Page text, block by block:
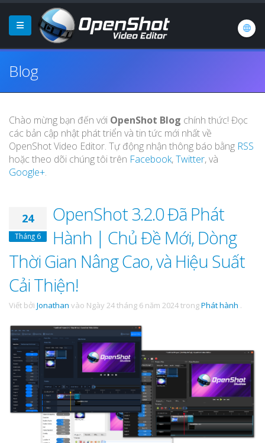
Blog
Chào mừng bạn đến với OpenShot Blog chính thức! Đọc
các bản cập nhật phát triển và tin tức mới nhất về
OpenShot Video Editor. Tự động nhận thông báo bằng RSS
hoặc theo dõi chúng tôi trên Facebook,Twitter, và
Google+.
24
Tháng 6
OpenShot 3.2.0 Đã Phát
Hành | Chủ Đề Mới, Dòng
Thời Gian Nâng Cao, và Hiệu Suất
Cải Thiện!
Viết bởi Jonathan vào Ngày 24 tháng 6 năm 2024trongPhát hành .